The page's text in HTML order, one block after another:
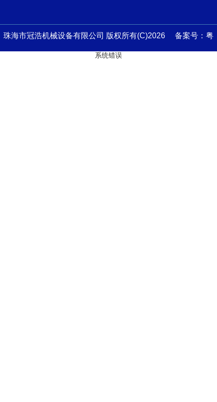
珠海市冠浩机械设备有限公司 版权所有(C)2026 备案号： 粤
ICP备13045759号
系统错误